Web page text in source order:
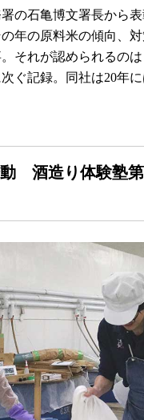
の石亀博文署長から
年の原料米の傾向、
それが認められるの
ぐ記録。同社は20年
酒造り体験塾